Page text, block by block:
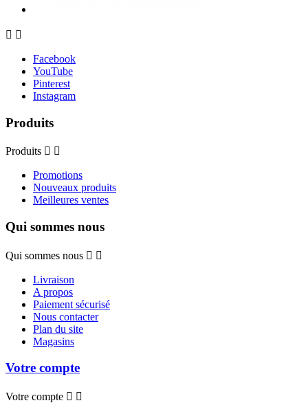
 
Facebook
YouTube
Pinterest
Instagram
Produits
Produits  
Promotions
Nouveaux produits
Meilleures ventes
Qui sommes nous
Qui sommes nous  
Livraison
A propos
Paiement sécurisé
Nous contacter
Plan du site
Magasins
Votre compte
Votre compte  